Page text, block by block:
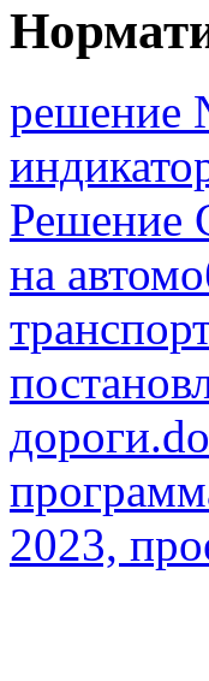
решение
Решение
на
2023,